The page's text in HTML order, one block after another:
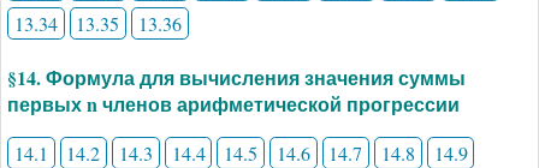
13.34
13.35 13.36
§14. Формула для вычисления значения суммы
первых n членов арифметической прогрессии
14.1 14.2 14.3 14.4 14.5 14.6 14.7 14.8
14.9